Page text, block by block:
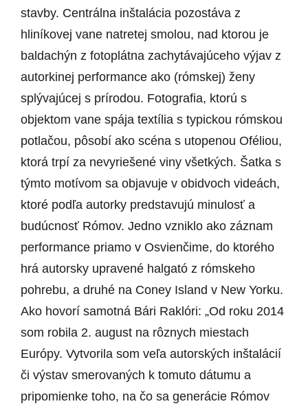
stavby. Centrálna inštalácia pozostáva z
hliníkovej vane natretej smolou, nad ktorou je
baldachýn z fotoplátna zachytávajúceho výjav z
autorkinej performance ako (rómskej) ženy
splývajúcej s prírodou. Fotografia, ktorú s
objektom vane spája textília s typickou rómskou
potlačou, pôsobí ako scéna s utopenou Oféliou,
ktorá trpí za nevyriešené viny všetkých. Šatka s
týmto motívom sa objavuje v obidvoch videách,
ktoré podľa autorky predstavujú minulosť a
budúcnosť Rómov. Jedno vzniklo ako záznam
performance priamo v Osvienčime, do ktorého
hrá autorsky upravené halgató z rómskeho
pohrebu, a druhé na Coney Island v New Yorku.
Ako hovorí samotná Bári Raklóri: „Od roku 2014
som robila 2. august na rôznych miestach
Európy. Vytvorila som veľa autorských inštalácií
či výstav smerovaných k tomuto dátumu a
pripomienke toho, na čo sa generácie Rómov